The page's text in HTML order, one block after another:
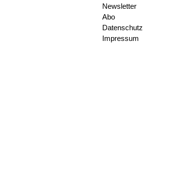
Newsletter
Abo
Datenschutz
Impressum